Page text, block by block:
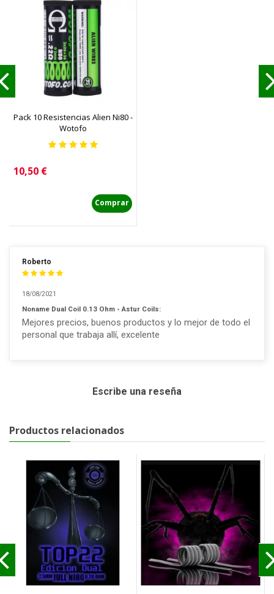
Pack 10 Resistencias Alien Ni80 -
Wotofo
Precio
10,50 €
Comprar
Roberto
18/08/2021
Noname Dual Coil 0.13 Ohm - Astur Coils:
Mejores precios, buenos productos y lo mejor de todo el
personal que trabaja allí, excelente
Escribe una reseña
Productos relacionados